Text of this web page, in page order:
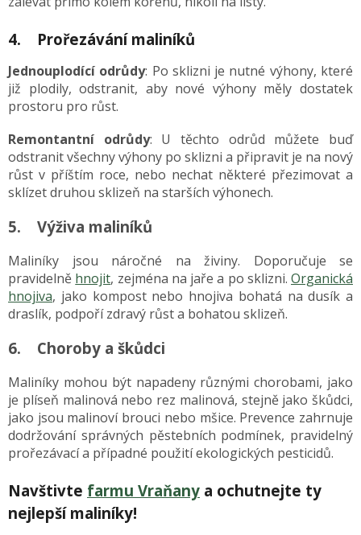
4. Prořezávání maliníků
Jednouplodící odrůdy: Po sklizni je nutné výhony, které
již plodily, odstranit, aby nové výhony měly dostatek
prostoru pro růst.
Remontantní odrůdy: U těchto odrůd můžete buď
odstranit všechny výhony po sklizni a připravit je na nový
růst v příštím roce, nebo nechat některé přezimovat a
sklízet druhou sklizeň na starších výhonech.
5. Výživa maliníků
Maliníky jsou náročné na živiny. Doporučuje se
pravidelně hnojit, zejména na jaře a po sklizni. Organická
hnojiva, jako kompost nebo hnojiva bohatá na dusík a
draslík, podpoří zdravý růst a bohatou sklizeň.
6. Choroby a škůdci
Maliníky mohou být napadeny různými chorobami, jako
je plíseň malinová nebo rez malinová, stejně jako škůdci,
jako jsou malinoví brouci nebo mšice. Prevence zahrnuje
dodržování správných pěstebních podmínek, pravidelný
prořezávací a případné použití ekologických pesticidů.
Navštivte farmu Vraňany a ochutnejte ty
nejlepší maliníky!